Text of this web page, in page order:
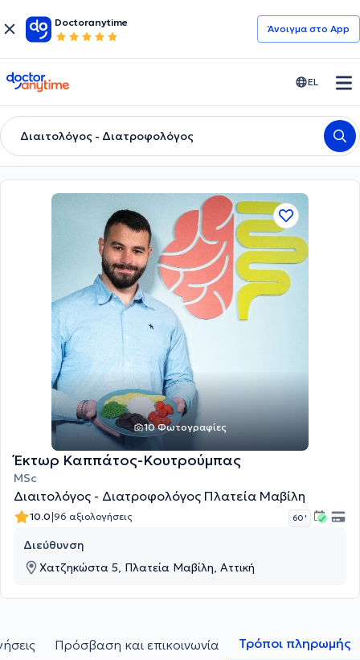
Doctoranytime
Άνοιγμα στο App
doctoranytime EL
Διαιτολόγος - Διατροφολόγος
10 Φωτογραφίες
Έκτωρ Καππάτος-Κουτρούμπας
MSc
Διαιτολόγος - Διατροφολόγος Πλατεία Μαβίλη
10.0|96 αξιολογήσεις 60 '
Διεύθυνση
Χατζηκώστα 5, Πλατεία Μαβίλη, Αττική
Πρόσβαση και επικοινωνία Τρόποι πληρωμής